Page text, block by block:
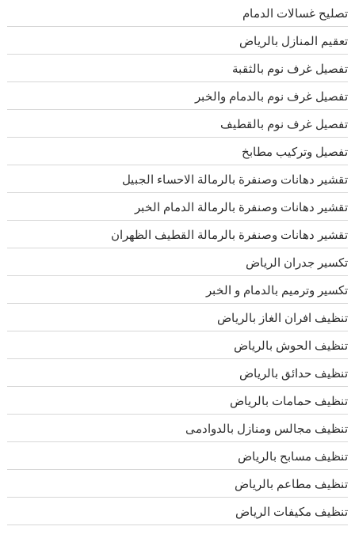
تصليح غسالات الدمام
تعقيم المنازل بالرياض
تفصيل غرف نوم بالثقبة
تفصيل غرف نوم بالدمام والخبر
تفصيل غرف نوم بالقطيف
تفصيل وتركيب مطابخ
تقشير دهانات وصنفرة بالرمالة الاحساء الجبيل
تقشير دهانات وصنفرة بالرمالة الدمام الخبر
تقشير دهانات وصنفرة بالرمالة القطيف الظهران
تكسير جدران الرياض
تكسير وترميم بالدمام و الخبر
تنظيف افران الغاز بالرياض
تنظيف الحوش بالرياض
تنظيف حدائق بالرياض
تنظيف حمامات بالرياض
تنظيف مجالس ومنازل بالدوادمى
تنظيف مسابح بالرياض
تنظيف مطاعم بالرياض
تنظيف مكيفات الرياض